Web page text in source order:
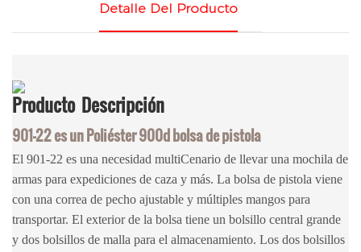
Detalle Del Producto
Producto Descripción
901-22 es unPoliéster 900dbolsa de pistola
El 901-22 es una necesidad multiCenario de llevar una mochila de
armas para expediciones de caza y más. La bolsa de pistola viene
con una correa de pecho ajustable y múltiples mangos para
transportar. El exterior de la bolsa tiene un bolsillo central grande
y dos bolsillos de malla para el almacenamiento. Los dos bolsillos